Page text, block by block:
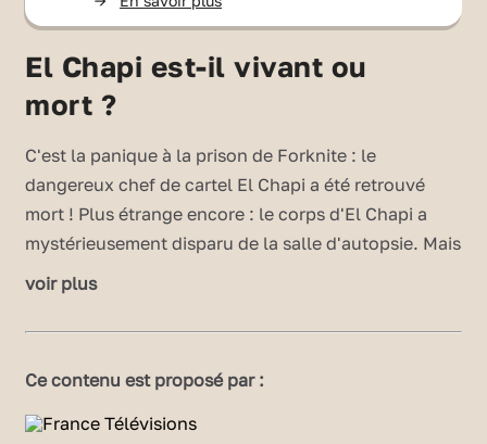
El Chapi est-il vivant ou
mort ?
C'est la panique à la prison de Forknite : le
dangereux chef de cartel El Chapi a été retrouvé
mort ! Plus étrange encore : le corps d'El Chapi a
mystérieusement disparu de la salle d'autopsie. Mais
que s'est-il vraiment passé ? El Chapi est-il vraiment
Detective B. Biggle et son fidèle assistant Owliver
grammaticale suivante :
voir plus
Ce contenu est proposé par :